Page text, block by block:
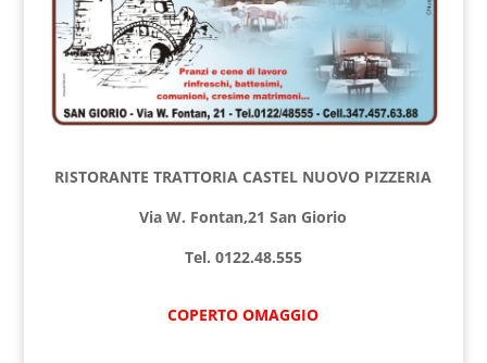
RISTORANTE TRATTORIA CASTEL NUOVO PIZZERIA
Via W. Fontan,21 San Giorio
Tel. 0122.48.555
COPERTO OMAGGIO